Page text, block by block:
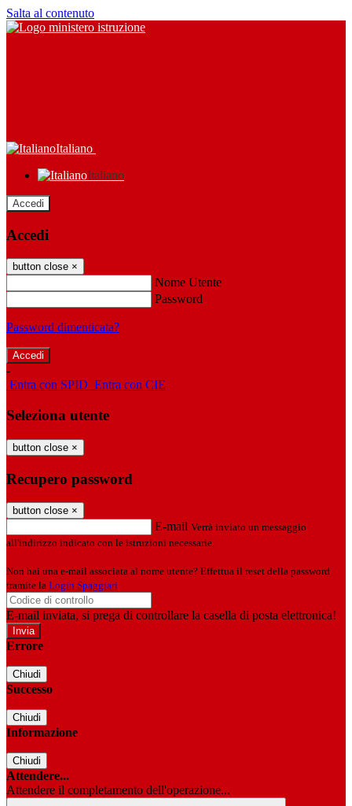
Salta al contenuto
Italiano
Italiano
Accedi
Accedi
button close ×
Nome Utente
Password
Password dimenticata?
-
Entra con SPID Entra con CIE
Seleziona utente
button close ×
Recupero password
button close ×
E-mail Verrà inviato un messaggio
all'indirizzo indicato con le istruzioni necessarie.
Non hai una e-mail associata al nome utente? Effettua il reset della password
tramite la Login Spaggiari
E-mail inviata, si prega di controllare la casella di posta elettronica!
Errore
Chiudi
Successo
Chiudi
Informazione
Chiudi
Attendere...
Attendere il completamento dell'operazione...